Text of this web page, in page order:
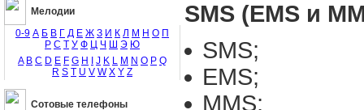
Мелодии
0-9 А Б В Г Д Е Ж З И К Л М Н О П
Р С Т У Ф Ц Ч Ш Э Ю
A B C D E F G H J K L M N O P Q
R S T U V W X Y Z
Сотовые телефоны
SMS (EMS и
SMS;
EMS;
MMS;